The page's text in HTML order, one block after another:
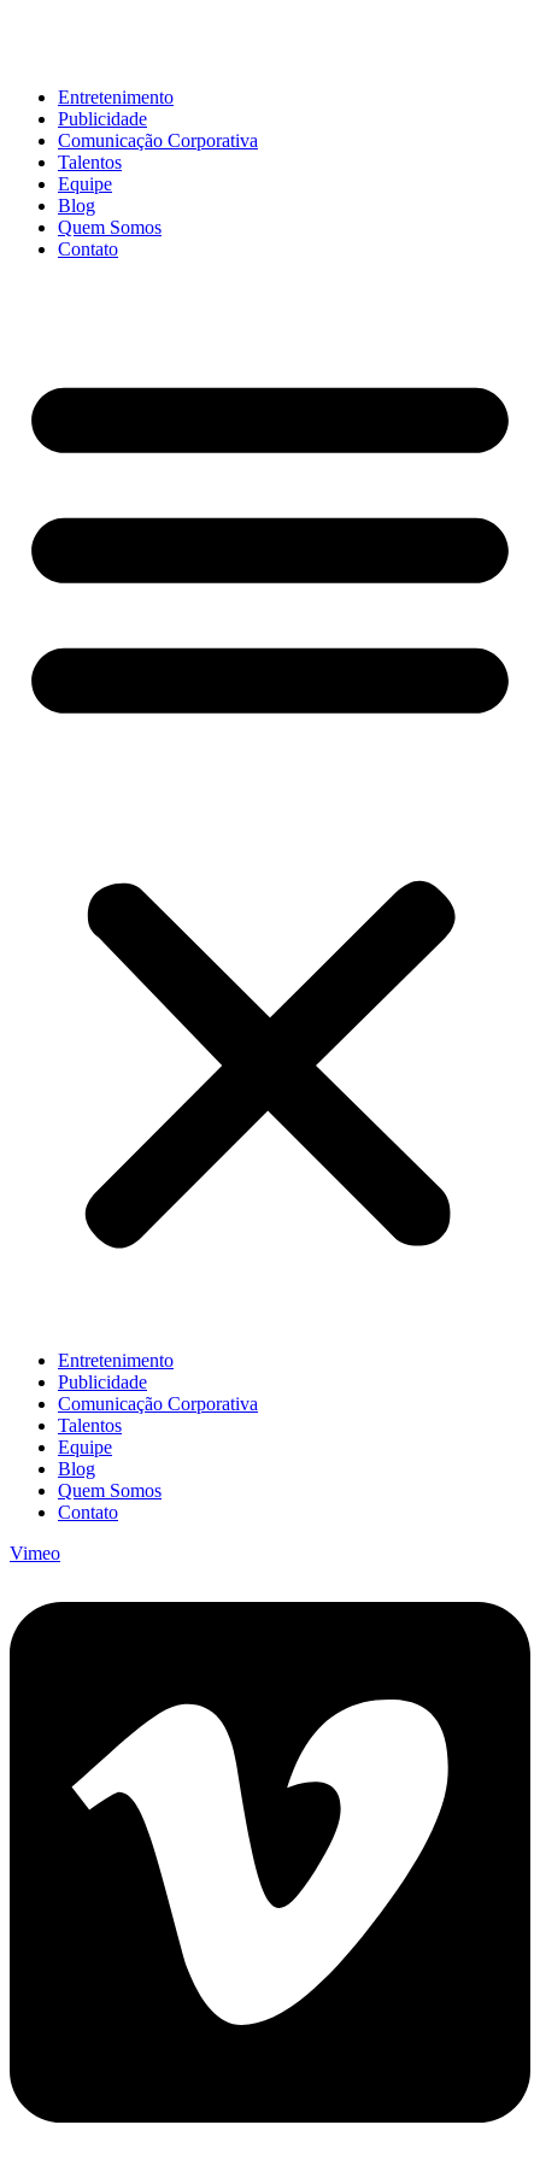
Entretenimento
Publicidade
Comunicação Corporativa
Talentos
Equipe
Blog
Quem Somos
Contato
Entretenimento
Publicidade
Comunicação Corporativa
Talentos
Equipe
Blog
Quem Somos
Contato
Vimeo